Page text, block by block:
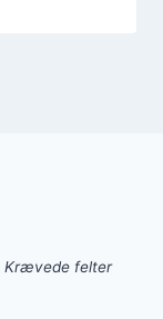
Krævede felter